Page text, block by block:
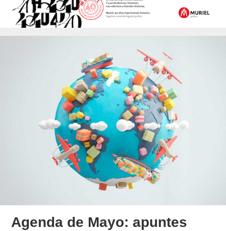
Agenda de Mayo: apuntes